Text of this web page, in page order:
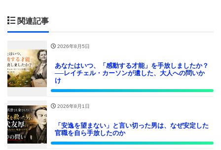
関連記事
2026年8月5日
あなたはいつ、「感動する才能」を手放しましたか？
──レイチェル・カーソンが遺した、大人への問いか
け
2026年8月1日
「安逸を望まない」と言い切った男は、なぜ安定した
官職を自ら手放したのか